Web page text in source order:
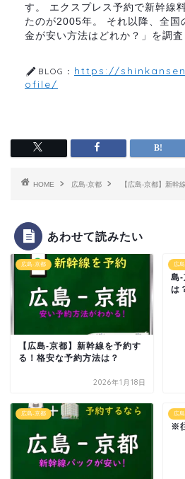
す。 エクスプレス予約で新幹線
たのが2005年。 それ以降、全国
金が安い方法はどれか？」を調査
BLOG： https://
ofile/
HOME 広島-京都 【広島-京都】新幹
あわせて読みたい
広島-京都
【広島-京都】新幹線を予約す
る！格安な予約方法は？
2026年1月18日
広
往
島-
は
広島-京都 広
広
※